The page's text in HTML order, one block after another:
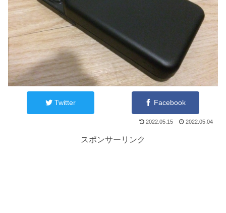
Twitter Facebook
2022.05.15 2022.05.04
スポンサーリンク